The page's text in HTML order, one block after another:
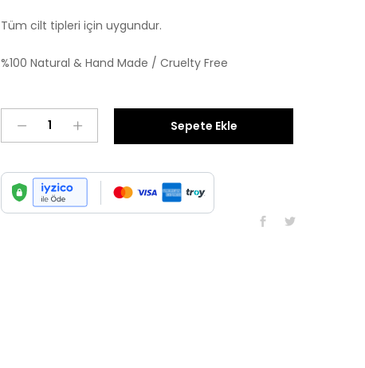
Tüm cilt tipleri için uygundur.
%100 Natural & Hand Made / Cruelty Free
adet
Sepete Ekle